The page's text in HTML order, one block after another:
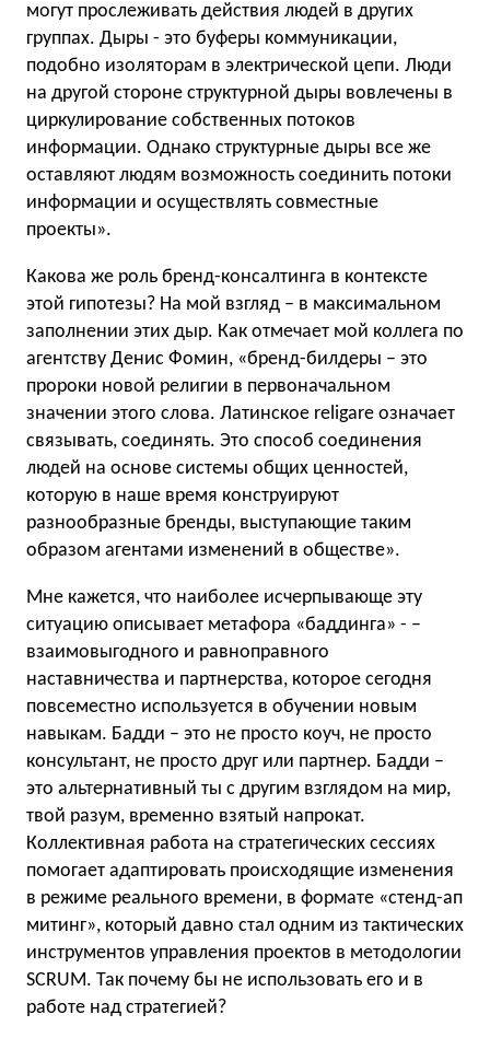
могут прослеживать действия людей в других
группах. Дыры - это буферы коммуникации,
подобно изоляторам в электрической цепи. Люди
на другой стороне структурной дыры вовлечены в
циркулирование собственных потоков
информации. Однако структурные дыры все же
оставляют людям возможность соединить потоки
информации и осуществлять совместные
проекты».
Какова же роль бренд-консалтинга в контексте
этой гипотезы? На мой взгляд – в максимальном
заполнении этих дыр. Как отмечает мой коллега по
агентству Денис Фомин, «бренд-билдеры – это
пророки новой религии в первоначальном
значении этого слова. Латинское religare означает
связывать, соединять. Это способ соединения
людей на основе системы общих ценностей,
которую в наше время конструируют
разнообразные бренды, выступающие таким
образом агентами изменений в обществе».
Мне кажется, что наиболее исчерпывающе эту
ситуацию описывает метафора «баддинга» - –
взаимовыгодного и равноправного
наставничества и партнерства, которое сегодня
повсеместно используется в обучении новым
навыкам. Бадди – это не просто коуч, не просто
консультант, не просто друг или партнер. Бадди –
это альтернативный ты с другим взглядом на мир,
твой разум, временно взятый напрокат.
Коллективная работа на стратегических сессиях
помогает адаптировать происходящие изменения
в режиме реального времени, в формате «стенд-ап
митинг», который давно стал одним из тактических
инструментов управления проектов в методологии
SCRUM. Так почему бы не использовать его и в
работе над стратегией?